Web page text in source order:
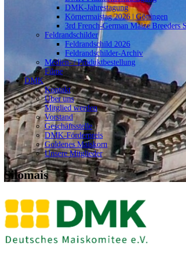
DMK-Jahrestagung
Körnermaistag 2026 | Göttingen
3rd French-German Maize Breeders
Feldrandschilder
Feldrandschild 2026
Feldrandschilder-Archiv
Medien- / Produktbestellung
Filme
DMK
Kontakt
Über uns
Mitglied werden
Vorstand
Geschäftsstelle
DMK-Förderpreis
Goldenes Maiskorn
Unsere Mitglieder
Silomais